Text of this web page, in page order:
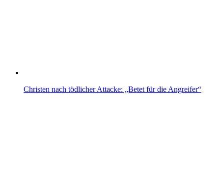
Christen nach tödlicher Attacke: „Betet für die Angreifer“